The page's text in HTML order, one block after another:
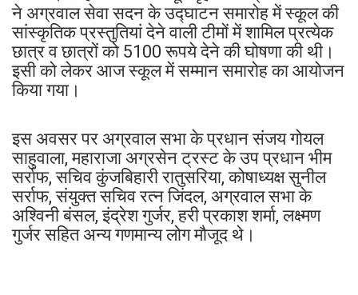
ने अग्रवाल सेवा सदन के उद्घाटन समारोह में स्कूल की
सांस्कृतिक प्रस्तुतियां देने वाली टीमों में शामिल प्रत्येक
छात्र व छात्रों को 5100 रूपये देने की घोषणा की थी।
इसी को लेकर आज स्कूल में सम्मान समारोह का आयोजन
किया गया।
इस अवसर पर अग्रवाल सभा के प्रधान संजय गोयल
साहुवाला, महाराजा अग्रसेन ट्रस्ट के उप प्रधान भीम
सर्राफ, सचिव कुंजबिहारी रातुसरिया, कोषाध्यक्ष सुनील
सर्राफ, संयुक्त सचिव रत्न जिंदल, अग्रवाल सभा के
अश्विनी बंसल, इंद्रेश गुर्जर, हरी प्रकाश शर्मा, लक्ष्मण
गुर्जर सहित अन्य गणमान्य लोग मौजूद थे।